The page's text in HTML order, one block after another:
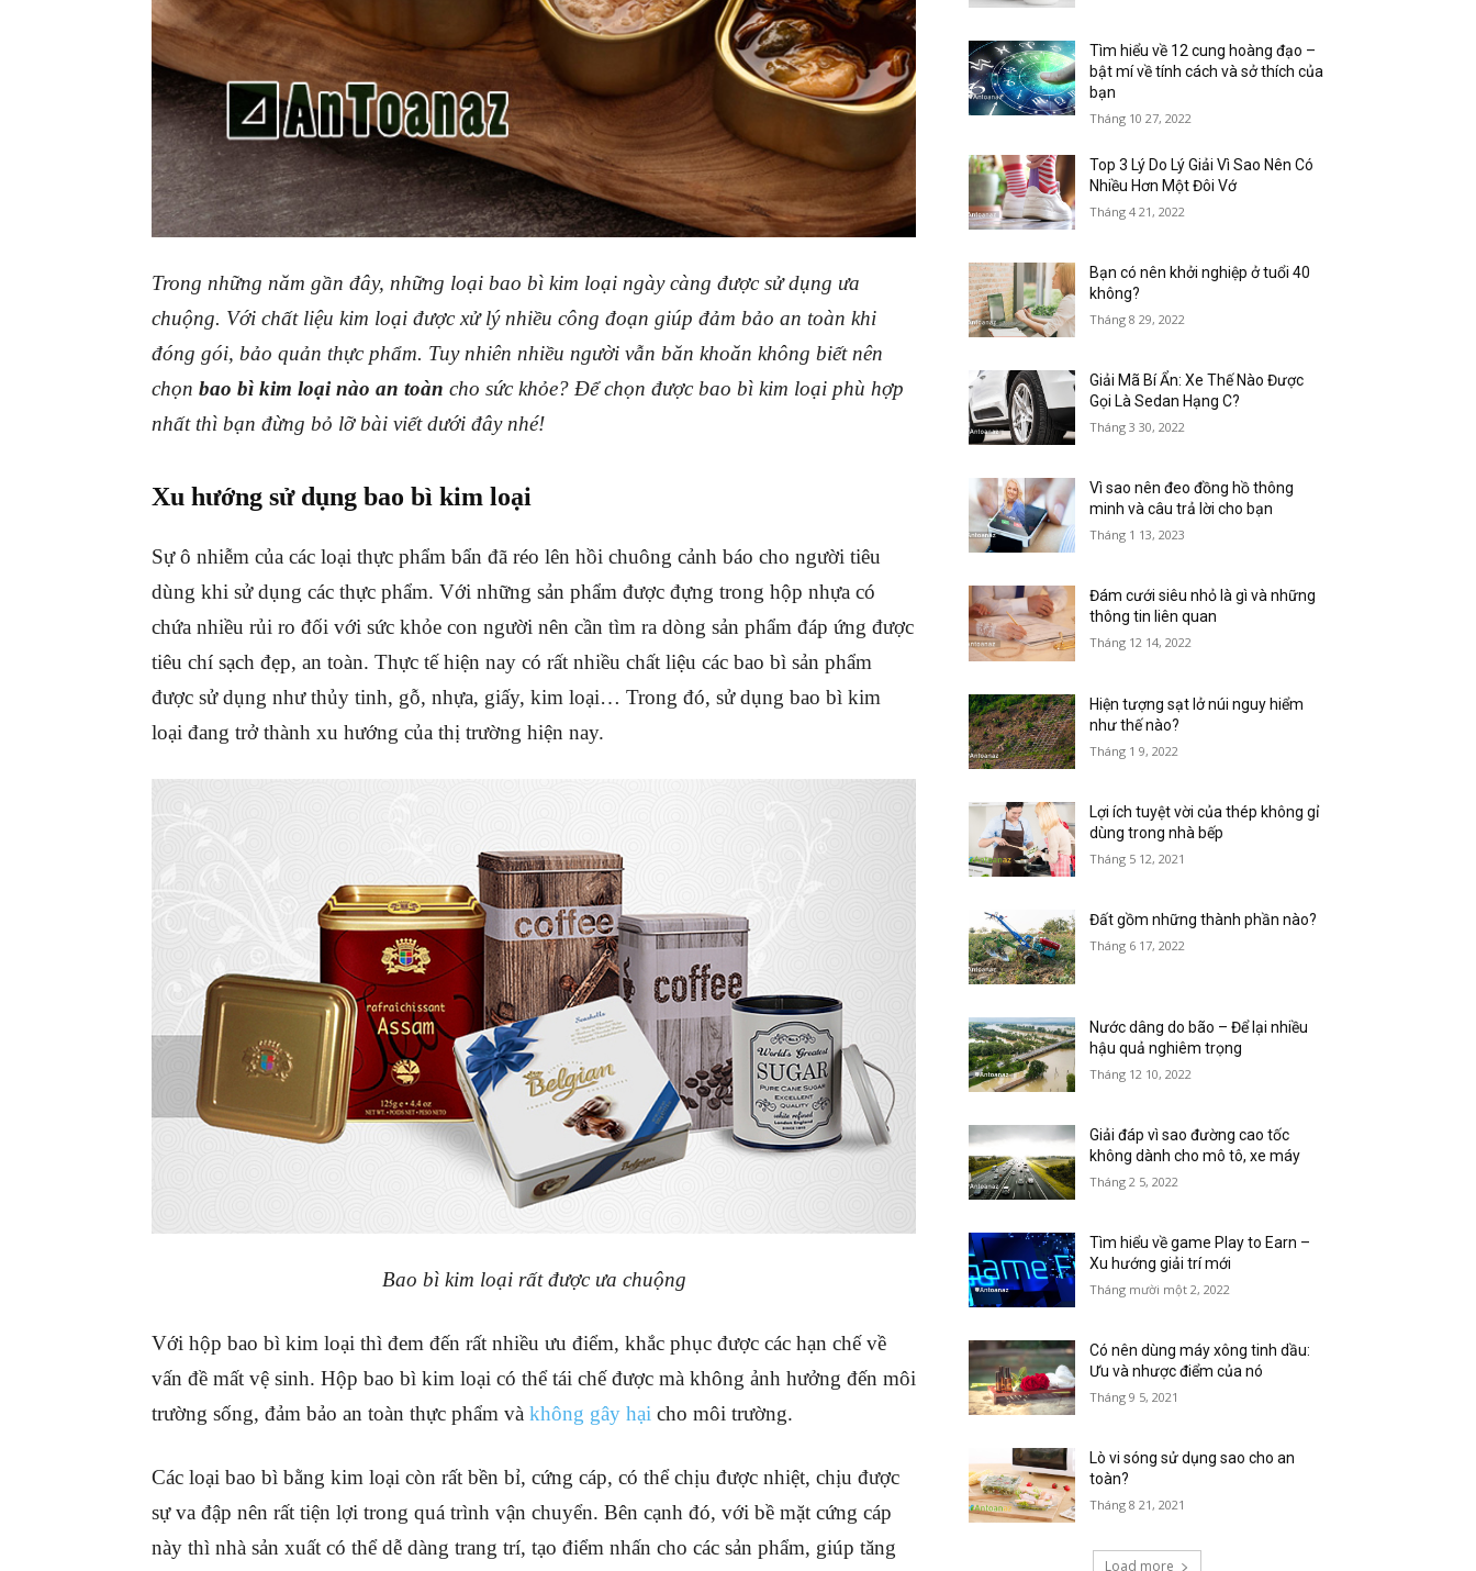
Trong những năm gần đây, những loại bao bì kim loại ngày càng được sử dụng ưa
chuộng. Với chất liệu kim loại được xử lý nhiều công đoạn giúp đảm bảo an toàn khi
đóng gói, bảo quản thực phẩm. Tuy nhiên nhiều người vẫn băn khoăn không biết nên
chọn bao bì kim loại nào an toàn cho sức khỏe? Để chọn được bao bì kim loại phù hợp
nhất thì bạn đừng bỏ lỡ bài viết dưới đây nhé!
Xu hướng sử dụng bao bì kim loại
Sự ô nhiễm của các loại thực phẩm bẩn đã réo lên hồi chuông cảnh báo cho người tiêu
dùng khi sử dụng các thực phẩm. Với những sản phẩm được đựng trong hộp nhựa có
chứa nhiều rủi ro đối với sức khỏe con người nên cần tìm ra dòng sản phẩm đáp ứng được
tiêu chí sạch đẹp, an toàn. Thực tế hiện nay có rất nhiều chất liệu các bao bì sản phẩm
được sử dụng như thủy tinh, gỗ, nhựa, giấy, kim loại… Trong đó, sử dụng bao bì kim
loại đang trở thành xu hướng của thị trường hiện nay.
Bao bì kim loại rất được ưa chuộng
Với hộp bao bì kim loại thì đem đến rất nhiều ưu điểm, khắc phục được các hạn chế về
vấn đề mất vệ sinh. Hộp bao bì kim loại có thể tái chế được mà không ảnh hưởng đến môi
trường sống, đảm bảo an toàn thực phẩm và không gây hại cho môi trường.
Các loại bao bì bằng kim loại còn rất bền bỉ, cứng cáp, có thể chịu được nhiệt, chịu được
sự va đập nên rất tiện lợi trong quá trình vận chuyển. Bên cạnh đó, với bề mặt cứng cáp
này thì nhà sản xuất có thể dễ dàng trang trí, tạo điểm nhấn cho các sản phẩm, giúp tăng
Tìm hiểu về 12 cung hoàng đạo –
bật mí về tính cách và sở thích của
bạn
Tháng 10 27, 2022
Top 3 Lý Do Lý Giải Vì Sao Nên Có
Nhiều Hơn Một Đôi Vớ
Tháng 4 21, 2022
Bạn có nên khởi nghiệp ở tuổi 40
không?
Tháng 8 29, 2022
Giải Mã Bí Ẩn: Xe Thế Nào Được
Gọi Là Sedan Hạng C?
Tháng 3 30, 2022
Vì sao nên đeo đồng hồ thông
minh và câu trả lời cho bạn
Tháng 1 13, 2023
Đám cưới siêu nhỏ là gì và những
thông tin liên quan
Tháng 12 14, 2022
Hiện tượng sạt lở núi nguy hiểm
như thế nào?
Tháng 1 9, 2022
Lợi ích tuyệt vời của thép không gỉ
dùng trong nhà bếp
Tháng 5 12, 2021
Đất gồm những thành phần nào?
Tháng 6 17, 2022
Nước dâng do bão – Để lại nhiều
hậu quả nghiêm trọng
Tháng 12 10, 2022
Giải đáp vì sao đường cao tốc
không dành cho mô tô, xe máy
Tháng 2 5, 2022
Tìm hiểu về game Play to Earn –
Xu hướng giải trí mới
Tháng mười một 2, 2022
Có nên dùng máy xông tinh dầu:
Ưu và nhược điểm của nó
Tháng 9 5, 2021
Lò vi sóng sử dụng sao cho an
toàn?
Tháng 8 21, 2021
Load more